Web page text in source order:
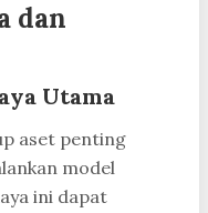
dan
Utama
aset penting
model
ini dapat